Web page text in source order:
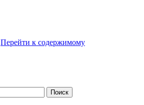
Перейти к содержимому